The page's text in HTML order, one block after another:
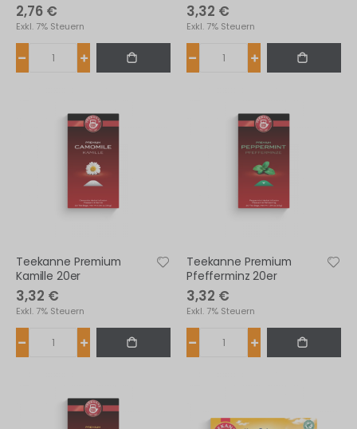
2,76 €
Exkl. 7% Steuern
3,32 €
Exkl. 7% Steuern
Teekanne Premium
Kamille 20er
3,32 €
Exkl. 7% Steuern
Teekanne Premium
Pfefferminz 20er
3,32 €
Exkl. 7% Steuern